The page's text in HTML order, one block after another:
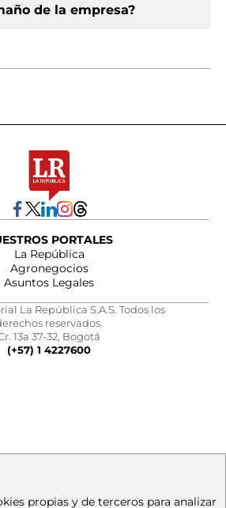
de la empresa?
PORTALES
La República
Agronegocios
Asuntos Legales
La República S.A.S. Todos los
reservados.
13a 37-32, Bogotá
(+57) 1 4227600
propias y de terceros para analizar